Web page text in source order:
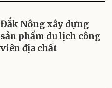
Đắk Nông xây dựng
sản phẩm du lịch công
viên địa chất